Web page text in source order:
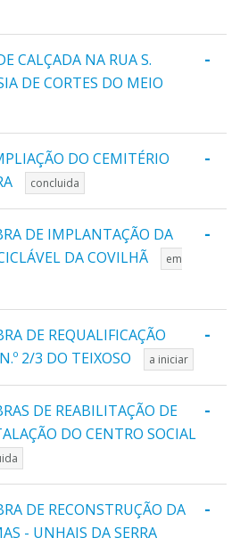
-
CALÇADA NA RUA S.
DE CORTES DO MEIO
-
DO CEMITÉRIO
concluida
-
DE IMPLANTAÇÃO DA
DA COVILHÃ
em
-
DE REQUALIFICAÇÃO
2/3 DO TEIXOSO
a iniciar
-
DE REABILITAÇÃO DE
DO CENTRO SOCIAL
-
DE RECONSTRUÇÃO DA
- UNHAIS DA SERRA